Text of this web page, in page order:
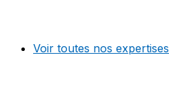
Voir toutes nos expertises